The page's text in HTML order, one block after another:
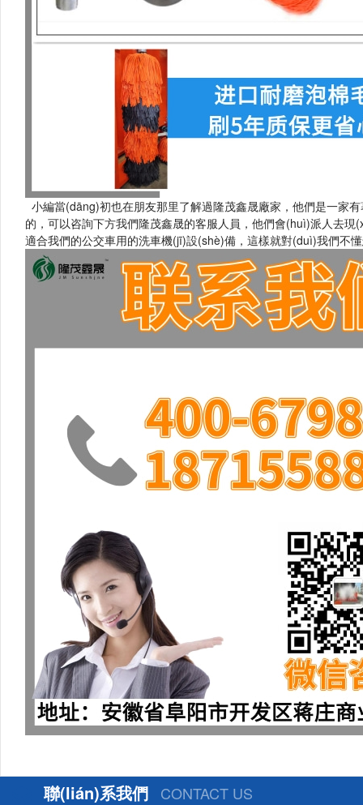
小編當(dāng)初也在朋友那里了解過隆茂鑫晟廠家，他們是一家
的，可以咨詢下方我們隆茂鑫晟的客服人員，他們會(huì)派
適合我們的公交車用的洗車機(jī)設(shè)備，這樣就對(duì)我們
聯(lián)系我們 CONTACT US